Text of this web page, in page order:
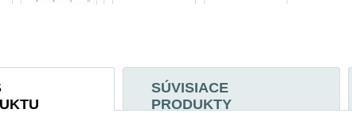
SÚVISIACE
PRODUKTY